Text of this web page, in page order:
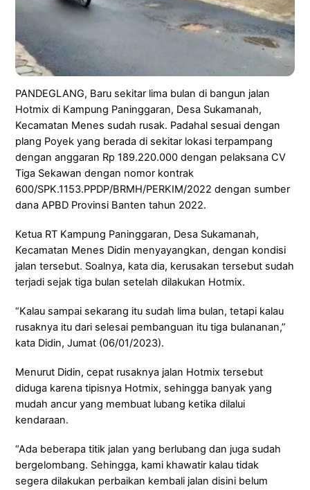
PANDEGLANG, Baru sekitar lima bulan di bangun jalan
Hotmix di Kampung Paninggaran, Desa Sukamanah,
Kecamatan Menes sudah rusak. Padahal sesuai dengan
plang Poyek yang berada di sekitar lokasi terpampang
dengan anggaran Rp 189.220.000 dengan pelaksana CV
Tiga Sekawan dengan nomor kontrak
600/SPK.1153.PPDP/BRMH/PERKIM/2022 dengan sumber
dana APBD Provinsi Banten tahun 2022.
Ketua RT Kampung Paninggaran, Desa Sukamanah,
Kecamatan Menes Didin menyayangkan, dengan kondisi
jalan tersebut. Soalnya, kata dia, kerusakan tersebut sudah
terjadi sejak tiga bulan setelah dilakukan Hotmix.
“Kalau sampai sekarang itu sudah lima bulan, tetapi kalau
rusaknya itu dari selesai pembanguan itu tiga bulananan,”
kata Didin, Jumat (06/01/2023).
Menurut Didin, cepat rusaknya jalan Hotmix tersebut
diduga karena tipisnya Hotmix, sehingga banyak yang
mudah ancur yang membuat lubang ketika dilalui
kendaraan.
“Ada beberapa titik jalan yang berlubang dan juga sudah
bergelombang. Sehingga, kami khawatir kalau tidak
segera dilakukan perbaikan kembali jalan disini belum